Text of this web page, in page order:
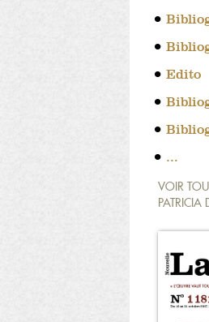
Edito
…
VOIR
PATRICIA